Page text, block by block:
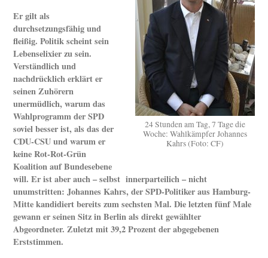
24 Stunden am Tag, 7 Tage die
Woche: Wahlkämpfer Johannes
Kahrs (Foto: CF)
Er gilt als
durchsetzungsfähig und
fleißig. Politik scheint sein
Lebenselixier zu sein.
Verständlich und
nachdrücklich erklärt er
seinen Zuhörern
unermüdlich, warum das
Wahlprogramm der SPD
soviel besser ist, als das der
CDU-CSU und warum er
keine Rot-Rot-Grün
Koalition auf Bundesebene
will. Er ist aber auch – selbst innerparteilich – nicht
unumstritten: Johannes Kahrs, der SPD-Politiker aus Hamburg-
Mitte kandidiert bereits zum sechsten Mal. Die letzten fünf Male
gewann er seinen Sitz in Berlin als direkt gewählter
Abgeordneter. Zuletzt mit 39,2 Prozent der abgegebenen
Erststimmen.